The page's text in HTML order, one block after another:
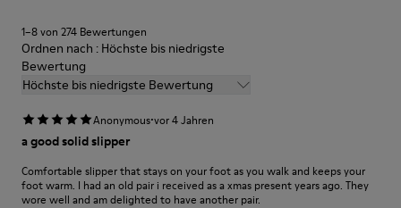
1–8 von 274 Bewertungen
Ordnen nach : Höchste bis niedrigste
Bewertung
Höchste bis niedrigste Bewertung
Anonymous·vor 4 Jahren
a good solid slipper
Comfortable slipper that stays on your foot as you walk and keeps your
foot warm. I had an old pair i received as a xmas present years ago. They
wore well and am delighted to have another pair.